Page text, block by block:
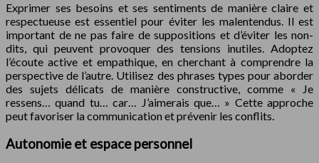
Exprimer ses besoins et ses sentiments de manière claire et
respectueuse est essentiel pour éviter les malentendus. Il est
important de ne pas faire de suppositions et d’éviter les non-
dits, qui peuvent provoquer des tensions inutiles. Adoptez
l’écoute active et empathique, en cherchant à comprendre la
perspective de l’autre. Utilisez des phrases types pour aborder
des sujets délicats de manière constructive, comme « Je
ressens… quand tu… car… J’aimerais que… » Cette approche
peut favoriser la communication et prévenir les conflits.
Autonomie et espace personnel